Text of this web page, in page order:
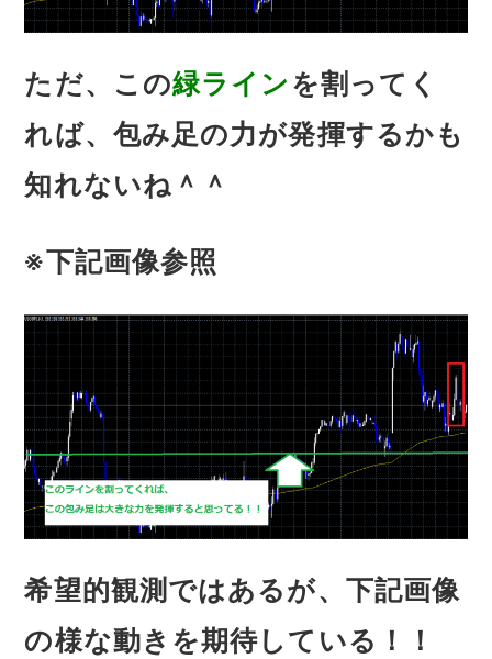
ただ、この緑ライン を割ってく
れば、包み足の力が発揮するかも
知れないね＾＾
※下記画像参照
希望的観測ではあるが、下記画像
の様な動きを期待している！！